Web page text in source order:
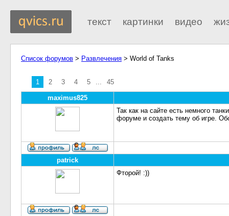
текст картинки видео
Список форумов > Развлечения > World of Tanks
1 2 3 4 5 ... 45
maximus825
Так как на сайте есть немного
форуме и создать тему об игре.
patrick
Фторой! :))